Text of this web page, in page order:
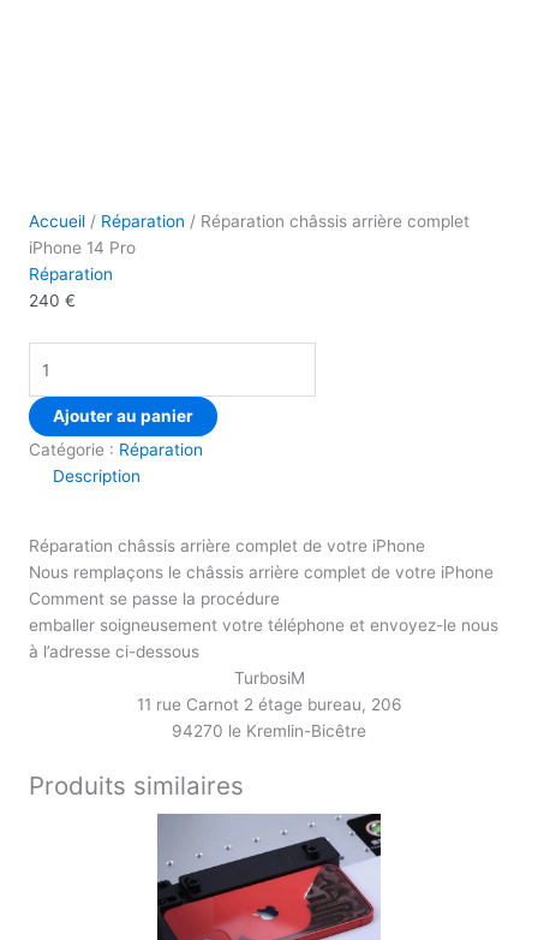
Accueil / Réparation / Réparation châssis arrière complet
iPhone 14 Pro
Réparation
240 €
Ajouter au panier
Catégorie : Réparation
Description
Réparation châssis arrière complet de votre iPhone
Nous remplaçons le châssis arrière complet de votre iPhone
Comment se passe la procédure
emballer soigneusement votre téléphone et envoyez-le nous
à l’adresse ci-dessous
TurbosiM
11 rue Carnot 2 étage bureau, 206
94270 le Kremlin-Bicêtre
Produits similaires